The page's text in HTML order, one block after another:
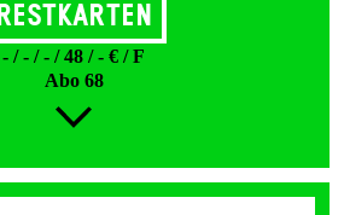
Restkarten
- / - / - / 48 / - € / F
Abo 68